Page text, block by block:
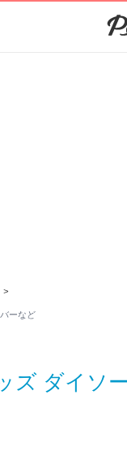
>
ーなど
ズ ダイソ